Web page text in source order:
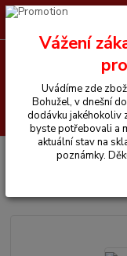
+420 605 255 500
Vše pro koně
Vážení
Uvádíme zde
Bohužel, v dnešní
dodávku jakéhokoliv
byste potřebovali a
aktuální stav na
poznámky.